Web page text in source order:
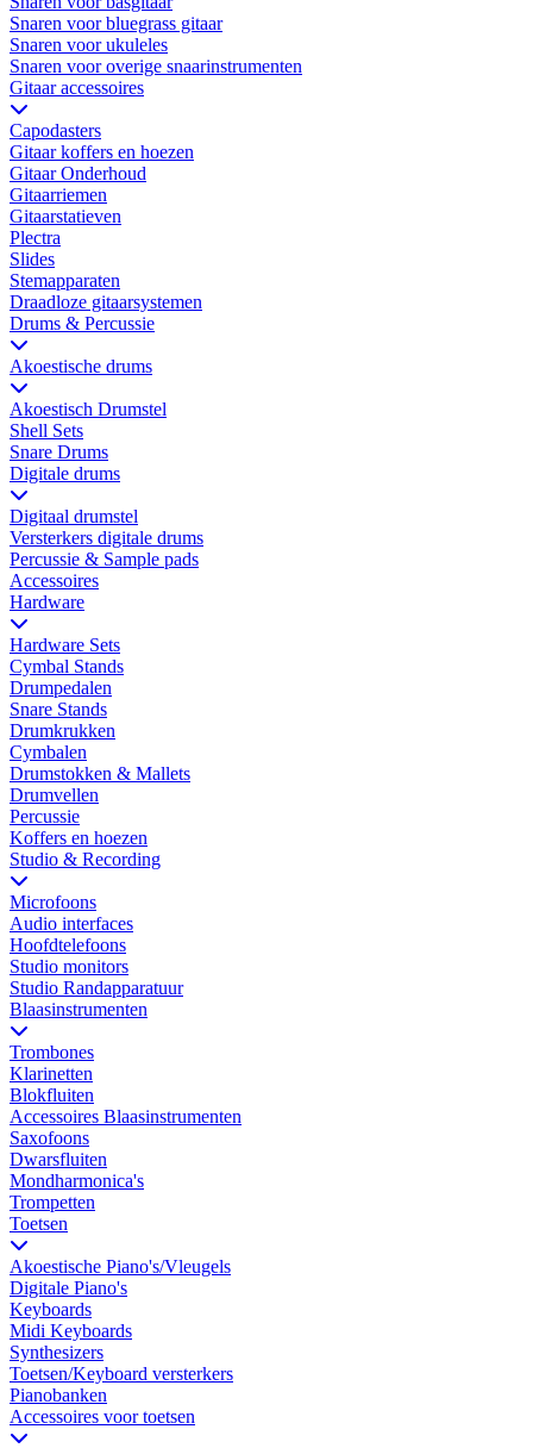
Snaren voor bluegrass gitaar
Snaren voor ukuleles
Snaren voor overige snaarinstrumenten
Gitaar accessoires
Capodasters
Gitaar koffers en hoezen
Gitaar Onderhoud
Gitaarriemen
Gitaarstatieven
Plectra
Slides
Stemapparaten
Draadloze gitaarsystemen
Drums & Percussie
Akoestische drums
Akoestisch Drumstel
Shell Sets
Snare Drums
Digitale drums
Digitaal drumstel
Versterkers digitale drums
Percussie & Sample pads
Accessoires
Hardware
Hardware Sets
Cymbal Stands
Drumpedalen
Snare Stands
Drumkrukken
Cymbalen
Drumstokken & Mallets
Drumvellen
Percussie
Koffers en hoezen
Studio & Recording
Microfoons
Audio interfaces
Hoofdtelefoons
Studio monitors
Studio Randapparatuur
Blaasinstrumenten
Trombones
Klarinetten
Blokfluiten
Accessoires Blaasinstrumenten
Saxofoons
Dwarsfluiten
Mondharmonica's
Trompetten
Toetsen
Akoestische Piano's/Vleugels
Digitale Piano's
Keyboards
Midi Keyboards
Synthesizers
Toetsen/Keyboard versterkers
Pianobanken
Accessoires voor toetsen